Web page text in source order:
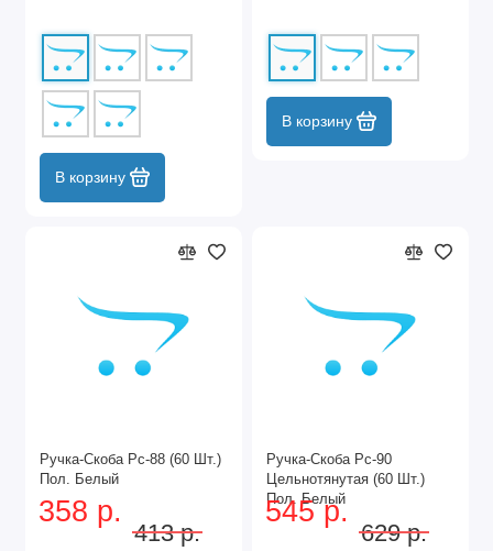
В корзину
В корзину
Ручка-Скоба Рс-88 (60 Шт.)
Пол. Белый
358 р.
413 р.
Ручка-Скоба Рс-90
Цельнотянутая (60 Шт.)
Пол. Белый
545 р.
629 р.